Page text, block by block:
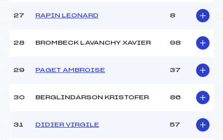
27 RAPIN LEONARD 8
28 BROMBECK LAVANCHY XAVIER 98
29 PAGET AMBROISE 37
30 BERGLINDARSON KRISTOFER 86
31 DIDIER VIRGILE 57